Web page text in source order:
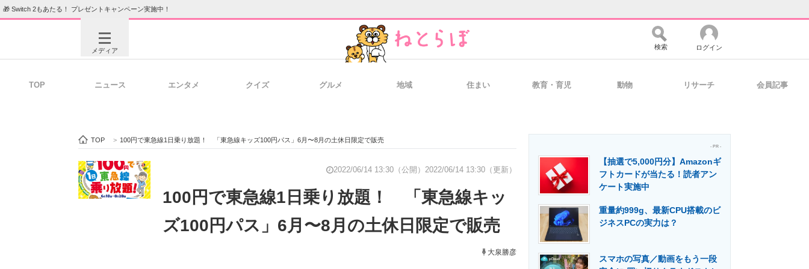
🎁 Switch 2もあたる！ プレゼントキャンペーン実施中！
メディア
ビジネスと働き方のヒント 経営リーダーのコミュニティ マーケ×ITの今がよく分かる
ITエンジニア向け専門サイト 企業向けIT製品の総合サイト IT製品の技術・比較・事例 製造業のIT導入・活用を支援
検索 ログイン
TOP ニュース エンタメ クイズ グルメ 地域 住まい 教育・育児 動物 リサーチ 会員記事
TOP > 100円で東急線1日乗り放題！ 「東急線キッズ100円パス」6月〜8月の土休日限定で販売
2022/06/14 13:30（公開） 2022/06/14 13:30（更新）
100円で東急線1日乗り放題！ 「東急線キッ
ズ100円パス」6月〜8月の土休日限定で販売
大泉勝彦
- PR -
【抽選で5,000円分】Amazonギ
フトカードが当たる！読者アン
ケート実施中
重量約999g、最新CPU搭載のビ
ジネスPCの実力は？
スマホの写真／動画をもう一段